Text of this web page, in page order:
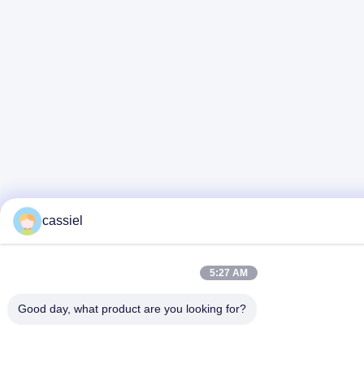
cassiel
5:27 AM
Good day, what product are you looking for?